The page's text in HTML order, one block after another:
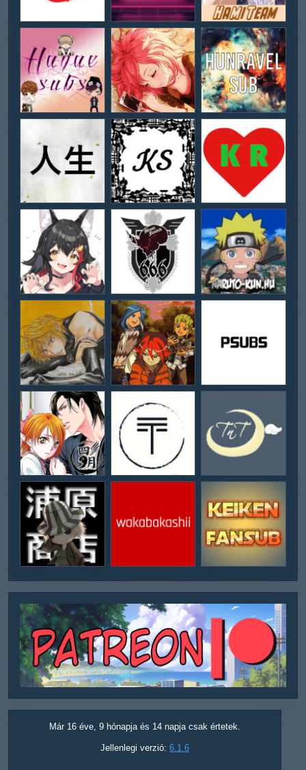
Már 16 éve, 9 hónapja és 14 napja csak értetek.
Jellenlegi verzió: 6.1.6